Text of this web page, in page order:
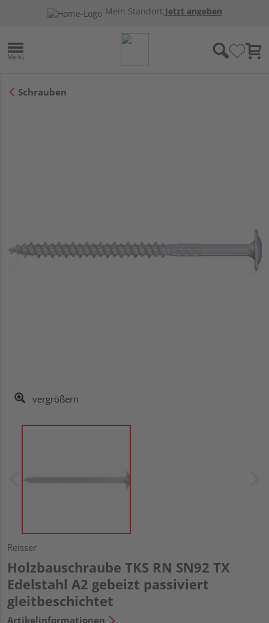
Mein Standort:Jetzt angeben
Schrauben
vergrößern
Reisser
Holzbauschraube TKS RN SN92 TX
Edelstahl A2 gebeizt passiviert
gleitbeschichtet
Artikelinformationen